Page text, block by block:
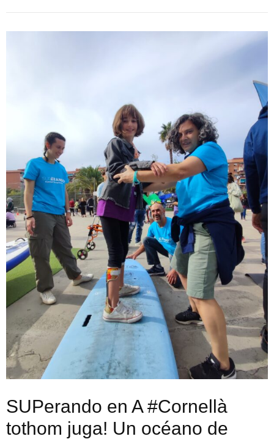
SUPerando en A #Cornellà
tothom juga! Un océano de